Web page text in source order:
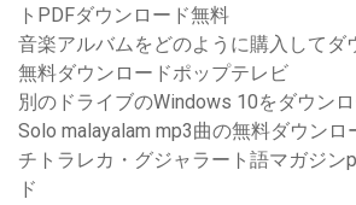
トPDFダウンロード無料
音楽アルバムをどのように購入してダ
無料ダウンロードポップテレビ
別のドライブのWindows 10をダウン
Solo malayalam mp3曲の無料ダウンロ
チトラレカ・グジャラート語マガジン
ド